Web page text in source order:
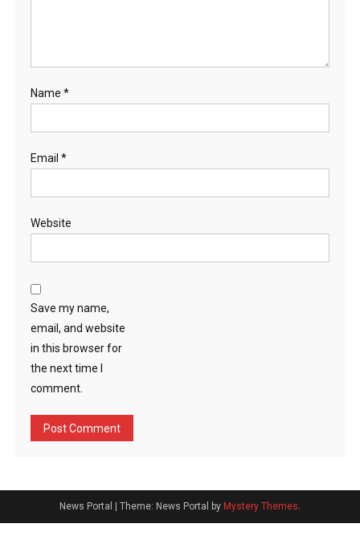
Name *
Email *
Website
Save my name,
email, and website
in this browser for
the next time I
comment.
News Portal Theme: News Portal by Mystery Themes.